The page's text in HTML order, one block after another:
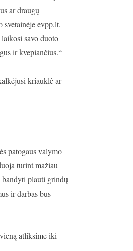
ar draugų
evpp.lt.
savo duoto
ir kvepiančius.“
kriauklė ar
patogaus valymo
turint mažiau
plauti grindų
ir darbas bus
atliksime iki